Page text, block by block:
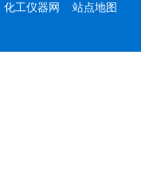
化工仪器网 站点地图